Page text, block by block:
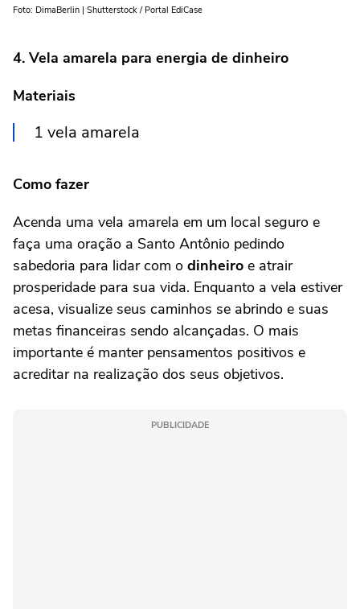
Foto: DimaBerlin | Shutterstock / Portal EdiCase
4. Vela amarela para energia de dinheiro
Materiais
1 vela amarela
Como fazer
Acenda uma vela amarela em um local seguro e
faça uma oração a Santo Antônio pedindo
sabedoria para lidar com o dinheiro e atrair
prosperidade para sua vida. Enquanto a vela estiver
acesa, visualize seus caminhos se abrindo e suas
metas financeiras sendo alcançadas. O mais
importante é manter pensamentos positivos e
acreditar na realização dos seus objetivos.
PUBLICIDADE